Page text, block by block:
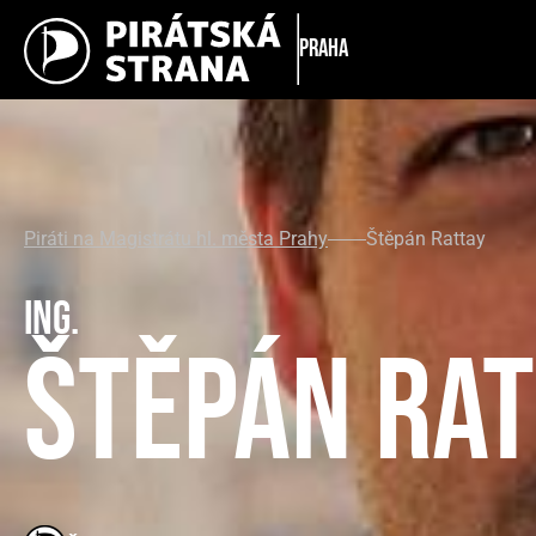
Praha
Piráti na Magistrátu hl. města Prahy Štěpán Rattay
Ing.
Štěpán